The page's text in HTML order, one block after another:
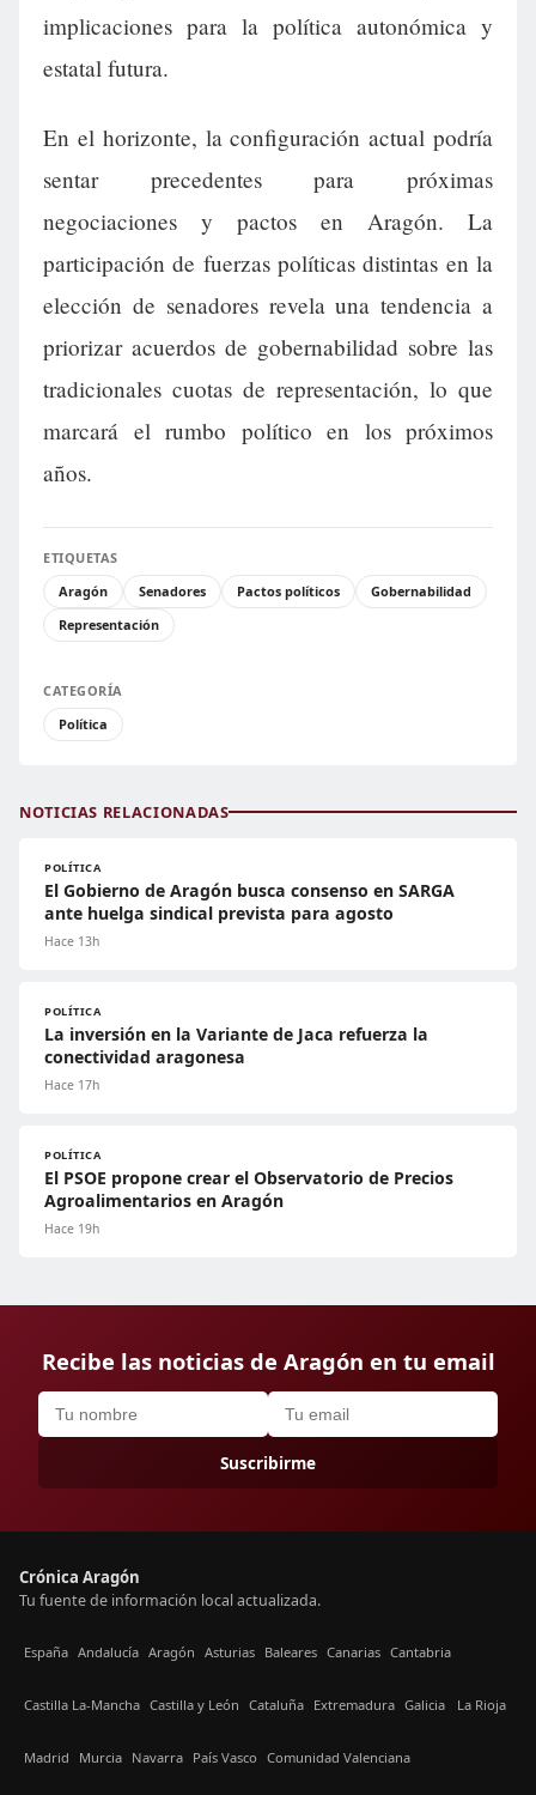
implicaciones para la política autonómica y
estatal futura.
En el horizonte, la configuración actual podría
sentar precedentes para próximas
negociaciones y pactos en Aragón. La
participación de fuerzas políticas distintas en la
elección de senadores revela una tendencia a
priorizar acuerdos de gobernabilidad sobre las
tradicionales cuotas de representación, lo que
marcará el rumbo político en los próximos
años.
ETIQUETAS
Aragón
Senadores Pactos políticos
Gobernabilidad
Representación
CATEGORÍA
Política
NOTICIAS RELACIONADAS
POLÍTICA
El Gobierno de Aragón busca consenso en SARGA
ante huelga sindical prevista para agosto
Hace 13h
POLÍTICA
La inversión en la Variante de Jaca refuerza la
conectividad aragonesa
Hace 17h
POLÍTICA
El PSOE propone crear el Observatorio de Precios
Agroalimentarios en Aragón
Hace 19h
Recibe las noticias de Aragón en tu email
Suscribirme
Crónica Aragón
Tu fuente de información local actualizada.
España Andalucía Aragón Asturias Baleares Canarias Cantabria
Castilla La-Mancha Castilla y León Cataluña Extremadura Galicia La Rioja
Madrid Murcia Navarra País Vasco Comunidad Valenciana